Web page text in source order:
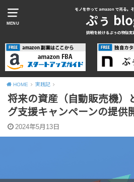
MENU
HOME 実践記
将来の資産（自動販売機）
グ支援キャンペーンの提供
2024年5月13日